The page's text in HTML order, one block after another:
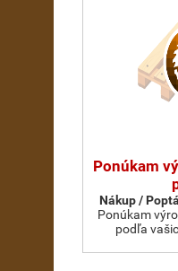
Ponúkam
Nákup /
Ponúkam
podľa